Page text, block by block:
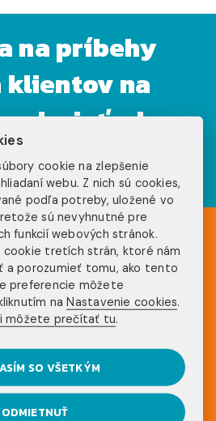
na príbehy
klientov na
sieťach
AKÝ
ZVOLIŤ?
SA REGISTRUJ
cookie na zlepšenie
webu. Z nich sú cookies,
podľa potreby, uložené vo
sú nevyhnutné pre
funkcií webových stránok.
cookie tretích strán, ktoré nám
a porozumieť tomu, ako tento
preferencie môžete
naNastavenie cookies.
môžete prečítať tu.
SO VŠETKÝM
ODMIETNUŤ